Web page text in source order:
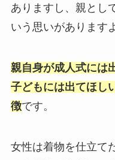
ありますし、親とし
いう思いがあります
親自身が成人式には
子どもには出てほし
徴です。
女性は着物を仕立て